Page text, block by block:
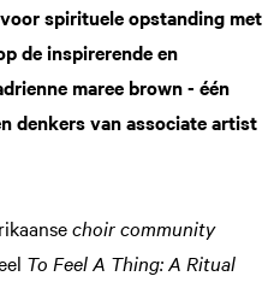
spirituele opstanding met
de inspirerende en
maree brown - één
denkers van associate artist
choir community
To Feel A Thing: A Ritual